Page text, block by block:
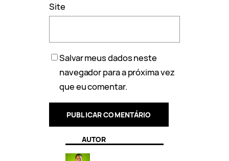
Site
Salvar meus dados neste
navegador para a próxima vez
que eu comentar.
AUTOR